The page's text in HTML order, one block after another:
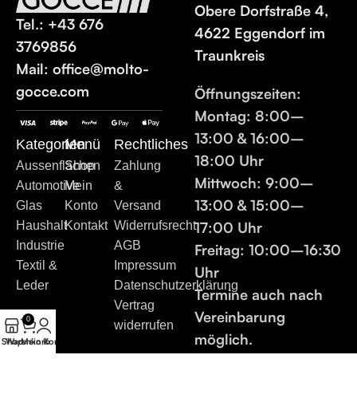
Tel.: +43 676
3769856
Mail: office@molto-
gocce.com
Kategorien
Aussenflächen
Automotive
Glas
Haushalt
Industrie
Textil &
Leder
Menü
Shop
Mein
Konto
Kontakt
Rechtliches
Zahlung
&
Versand
Widerrufsrecht
AGB
Impressum
Datenschutzerklärung
Vertrag
widerrufen
Obere Dorfstraße 4,
4622 Eggendorf im
Traunkreis
Öffnungszeiten:
Montag: 8:00–
13:00 & 16:00–
18:00 Uhr
Mittwoch: 9:00–
13:00 & 15:00–
17:00 Uhr
Freitag: 10:00–16:30
Uhr
Termine auch nach
Vereinbarung
möglich.
Shop
0
Warenkorb
Mein Konto